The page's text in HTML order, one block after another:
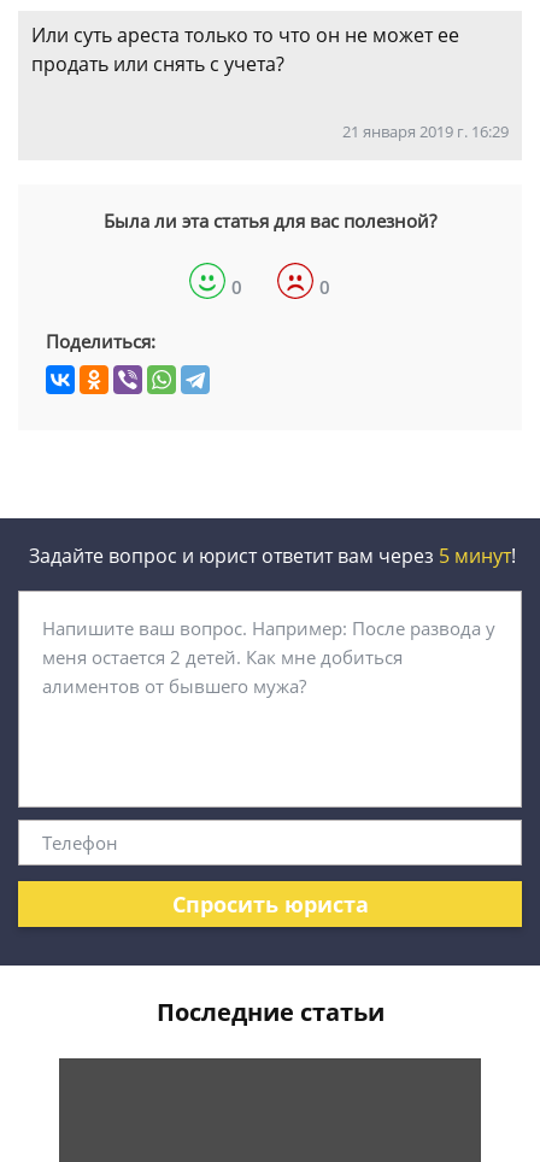
Или суть ареста только то что он не может ее
продать или снять с учета?
21 января 2019 г. 16:29
Была ли эта статья для вас полезной?
0 0
Поделиться:
Задайте вопрос и юрист ответит вам через 5 минут!
Спросить юриста
Последние статьи